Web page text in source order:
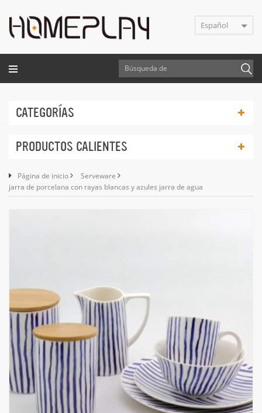
Español
CATEGORÍAS
PRODUCTOS CALIENTES
Página de inicio
Serveware
jarra de porcelana con rayas blancas y azules jarra de agua